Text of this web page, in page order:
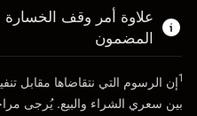
انتقل إلى المنصة
علاوة أمر وقف الخسارة
المضمون
1إن الرسوم التي نتقاضاها مقابل
بين سعري الشراء والبيع. يُرجى